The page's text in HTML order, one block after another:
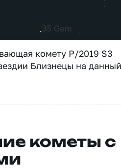
комету P/2019 S3
Близнецы на данный
кометы с